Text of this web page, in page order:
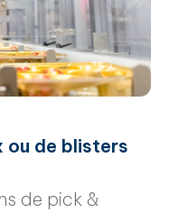
ou de blisters
de pick &